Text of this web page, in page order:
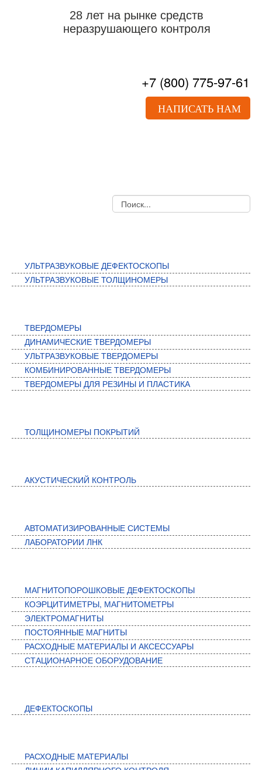
28 лет на рынке средств
неразрушающего контроля
+7 (800) 775-97-61
НАПИСАТЬ НАМ
УЛЬТРАЗВУКОВЫЕ ДЕФЕКТОСКОПЫ
УЛЬТРАЗВУКОВЫЕ ТОЛЩИНОМЕРЫ
ТВЕРДОМЕРЫ
ДИНАМИЧЕСКИЕ ТВЕРДОМЕРЫ
УЛЬТРАЗВУКОВЫЕ ТВЕРДОМЕРЫ
КОМБИНИРОВАННЫЕ ТВЕРДОМЕРЫ
ТВЕРДОМЕРЫ ДЛЯ РЕЗИНЫ И ПЛАСТИКА
ТОЛЩИНОМЕРЫ ПОКРЫТИЙ
АКУСТИЧЕСКИЙ КОНТРОЛЬ
АВТОМАТИЗИРОВАННЫЕ СИСТЕМЫ
ЛАБОРАТОРИИ ЛНК
МАГНИТОПОРОШКОВЫЕ ДЕФЕКТОСКОПЫ
КОЭРЦИТИМЕТРЫ, МАГНИТОМЕТРЫ
ЭЛЕКТРОМАГНИТЫ
ПОСТОЯННЫЕ МАГНИТЫ
РАСХОДНЫЕ МАТЕРИАЛЫ И АКСЕССУАРЫ
СТАЦИОНАРНОЕ ОБОРУДОВАНИЕ
ДЕФЕКТОСКОПЫ
РАСХОДНЫЕ МАТЕРИАЛЫ